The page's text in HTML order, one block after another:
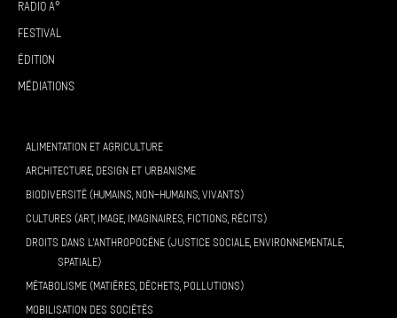
Radio A°
Festival
Édition
Médiations
ALIMENTATION ET AGRICULTURE
ARCHITECTURE, DESIGN ET URBANISME
BIODIVERSITÉ (HUMAINS, NON-HUMAINS, VIVANTS)
CULTURES (ART, IMAGE, IMAGINAIRES, FICTIONS, RÉCITS)
DROITS DANS L’ANTHROPOCÈNE (JUSTICE SOCIALE, ENVIRONNEMENTALE,
SPATIALE)
MÉTABOLISME (MATIÈRES, DÉCHETS, POLLUTIONS)
MOBILISATION DES SOCIÉTÉS